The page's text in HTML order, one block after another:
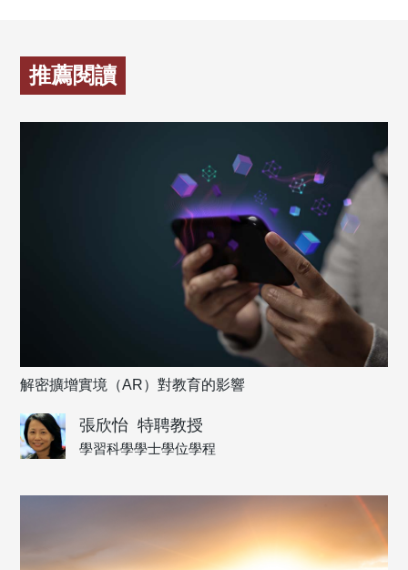
推薦閱讀
解密擴增實境（AR）對教育的影響
張欣怡 特聘教授
學習科學學士學位學程